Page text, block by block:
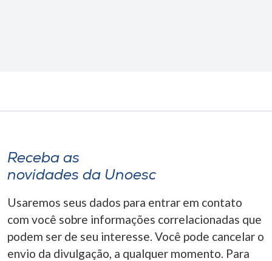
Receba as
novidades da Unoesc
Usaremos seus dados para entrar em contato
com você sobre informações correlacionadas que
podem ser de seu interesse. Você pode cancelar o
envio da divulgação, a qualquer momento. Para